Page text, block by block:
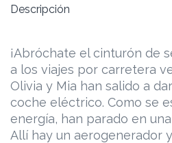
Descripción
¡Abróchate el cinturón de
a los viajes por carretera
Olivia y Mia han salido a
coche eléctrico. Como se
energía, han parado en
Allí hay un aerogenerador